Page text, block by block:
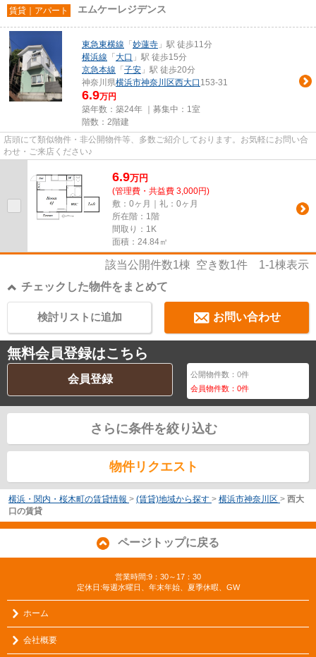
賃貸｜アパート エムケーレジデンス
東急東横線 「 妙蓮寺 」駅 徒歩11分
横浜線 「 大口 」駅 徒歩15分
京急本線 「 子安 」駅 徒歩20分
神奈川県横浜市神奈川区西大口 153-31
6.9万円
築年数：築24年 ｜募集中： 1室
階数：2階建
店頭にて類似物件・非公開物件等、多数ご紹介しております。お気軽にお問い合
わせ・ご来店ください♪
6.9万円
(管理費・共益費 3,000円)
敷：0ヶ月｜礼：0ヶ月
所在階：1階
間取り：1K
面積：24.84㎡
該当公開件数1棟 空き数1件 1-1棟表示
チェックした物件をまとめて
お問い合わせ
検討リストに追加
無料会員登録はこちら
会員登録 公開物件数：0件
会員物件数：0件
さらに条件を絞り込む
物件リクエスト
横浜・関内・桜木町の賃貸情報 > (賃貸)地域から探す > 横浜市神奈川区 > 西大
口の賃貸
ページトップに戻る
営業時間:9：30～17：30
定休日:毎週水曜日、年末年始、夏季休暇、GW
ホーム
会社概要